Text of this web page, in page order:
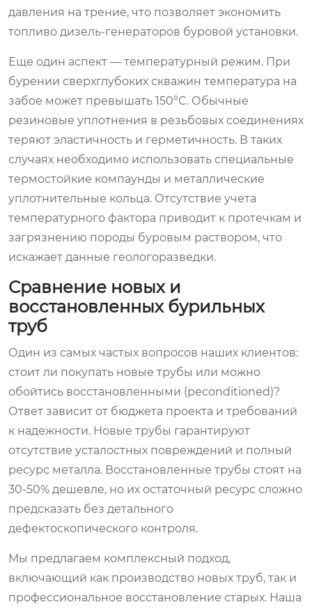
давления на трение, что позволяет экономить
топливо дизель-генераторов буровой установки.
Еще один аспект — температурный режим. При
бурении сверхглубоких скважин температура на
забое может превышать 150°C. Обычные
резиновые уплотнения в резьбовых соединениях
теряют эластичность и герметичность. В таких
случаях необходимо использовать специальные
термостойкие компаунды и металлические
уплотнительные кольца. Отсутствие учета
температурного фактора приводит к протечкам и
загрязнению породы буровым раствором, что
искажает данные геологоразведки.
Сравнение новых и
восстановленных бурильных
труб
Один из самых частых вопросов наших клиентов:
стоит ли покупать новые трубы или можно
обойтись восстановленными (реconditioned)?
Ответ зависит от бюджета проекта и требований
к надежности. Новые трубы гарантируют
отсутствие усталостных повреждений и полный
ресурс металла. Восстановленные трубы стоят на
30-50% дешевле, но их остаточный ресурс сложно
предсказать без детального
дефектоскопического контроля.
Мы предлагаем комплексный подход,
включающий как производство новых труб, так и
профессиональное восстановление старых. Наша